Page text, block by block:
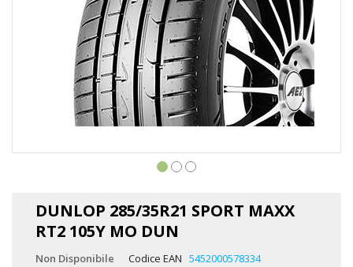
DUNLOP 285/35R21 SPORT MAXX
RT2 105Y MO DUN
Non Disponibile Codice EAN 5452000578334
galleria
immagini